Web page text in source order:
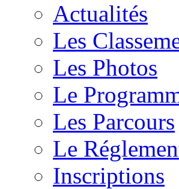
Actualités
Les
Les Photos
Le
Les Parcours
Le
Inscriptions